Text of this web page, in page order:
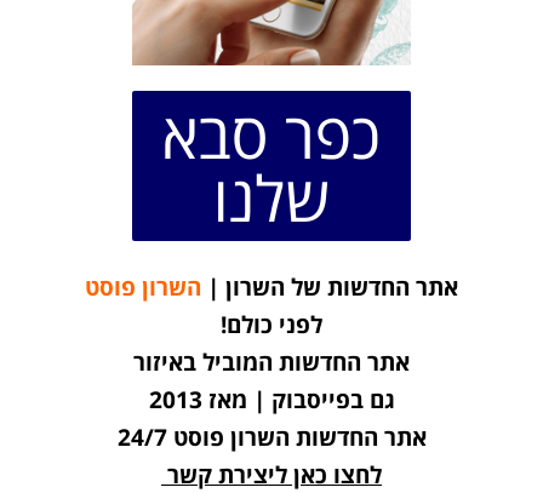
כפר סבא
שלנו
אתר החדשות של השרון | השרון פוסט
לפני כולם!
אתר החדשות המוביל באיזור
גם בפייסבוק | מאז 2013
אתר החדשות השרון פוסט 24/7
לחצו כאן ליצירת קשר